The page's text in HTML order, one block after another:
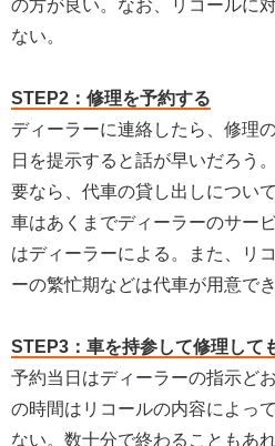
の方が良い。なお、リコールに
ない。
STEP2：修理を予約する
ディーラーに連絡したら、修理
日を提示すると話が早いだろう
要なら、代車の貸し出しについ
車はあくまでディーラーのサー
はディーラーによる。また、リ
ーの繁忙期などは代車が用意で
STEP3：車を持参して修理して
予約当日はディーラーの指示ど
の時間はリコールの内容によっ
ない。数十分で終わることもあ